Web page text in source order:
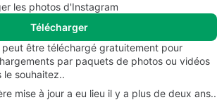
les photos d'Instagram
Télécharger
peut être téléchargé gratuitement pour
par paquets de photos ou vidéos
le souhaitez..
mise à jour a eu lieu il y a plus de deux ans..